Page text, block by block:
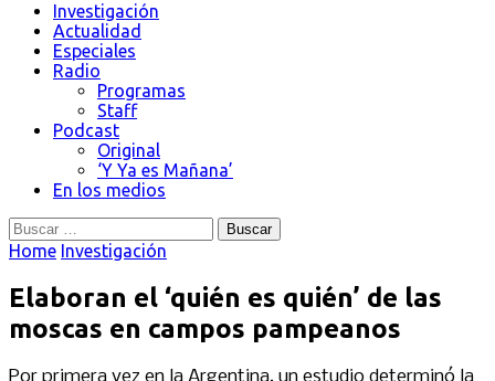
Investigación
Actualidad
Especiales
Radio
Programas
Staff
Podcast
Original
‘Y Ya es Mañana’
En los medios
Buscar:
Home Investigación
Elaboran el ‘quién es quién’ de las
moscas en campos pampeanos